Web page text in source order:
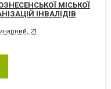
МІСЬКОЇ
ІНВАЛІДІВ
21